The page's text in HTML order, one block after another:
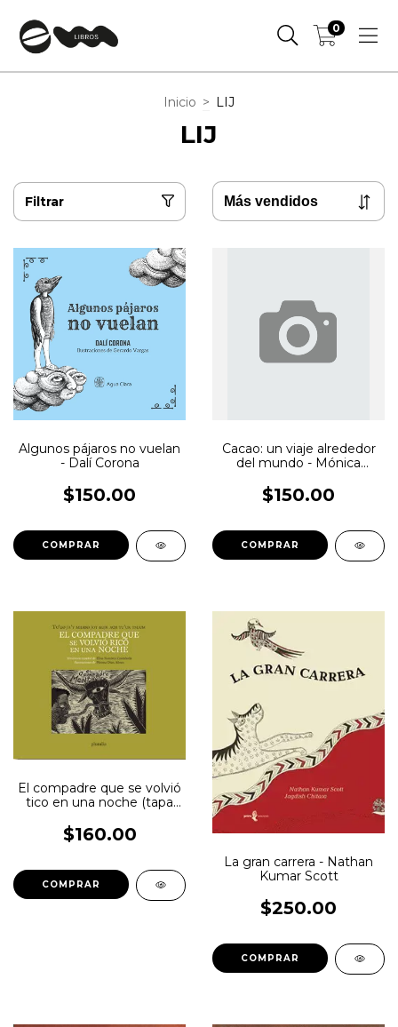
0
Inicio > LIJ
LIJ
Filtrar
Algunos pájaros no vuelan
- Dalí Corona
$150.00
Cacao: un viaje alrededor
del mundo - Mónica
$150.00
El compadre que se volvió
tico en una noche (tapa
Castañeda
$160.00
La gran carrera - Nathan
Kumar Scott
$250.00